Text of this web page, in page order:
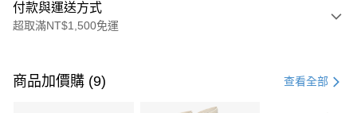
付款與運送方式
超取滿NT$1,500免運
信用卡一次付款
商品加價購 (9) 查看全部